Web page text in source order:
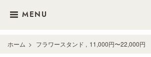
MENU
ホーム > フラワースタンド , 11,000円〜22,000円